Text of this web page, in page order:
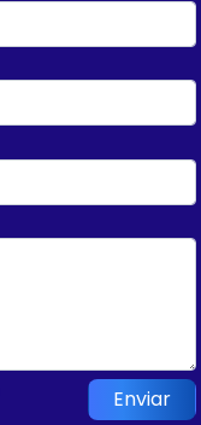
Enviar